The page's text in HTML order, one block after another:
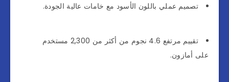
تصميم عملي باللون الأسود مع خامات عالية الجودة.
تقييم مرتفع 4.6 نجوم من أكثر من 2,300 مستخدم
على أمازون.